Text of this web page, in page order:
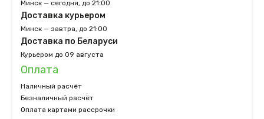
Минск — сегодня, до 21:00
Доставка курьером
Минск — завтра, до 21:00
Доставка по Беларуси
Курьером до 09 августа
Оплата
Наличный расчёт
Безналичный расчёт
Оплата картами рассрочки